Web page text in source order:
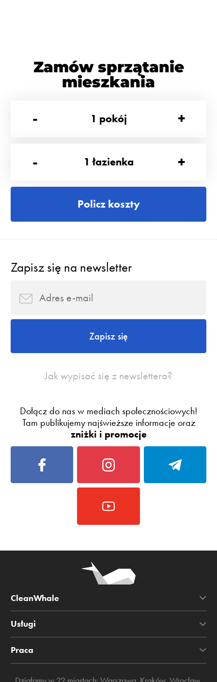
Zamów sprzątanie
mieszkania
-
1 pokój +
- 1 łazienka +
Policz koszty
Zapisz się na newsletter
Zapisz się
Jak wypisać się z newslettera?
Dołącz do nas w mediach społecznościowych!
Tam publikujemy najświeższe informacje oraz
zniżki i promocje
CleanWhale
Usługi
Praca